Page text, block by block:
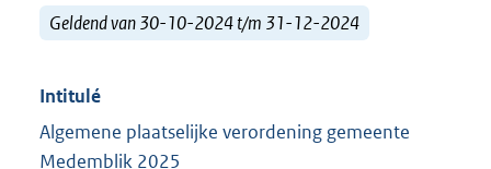
Geldend van 30-10-2024 t/m 31-12-2024
Intitulé
Algemene plaatselijke verordening gemeente
Medemblik 2025